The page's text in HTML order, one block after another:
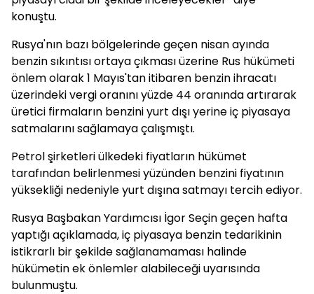
konuştu.
Rusya'nın bazı bölgelerinde geçen nisan ayında
benzin sıkıntısı ortaya çıkması üzerine Rus hükümeti
önlem olarak 1 Mayıs'tan itibaren benzin ihracatı
üzerindeki vergi oranını yüzde 44 oranında artırarak
üretici firmaların benzini yurt dışı yerine iç piyasaya
satmalarını sağlamaya çalışmıştı.
Petrol şirketleri ülkedeki fiyatların hükümet
tarafından belirlenmesi yüzünden benzini fiyatının
yüksekliği nedeniyle yurt dışına satmayı tercih ediyor.
Rusya Başbakan Yardımcısı İgor Seçin geçen hafta
yaptığı açıklamada, iç piyasaya benzin tedarikinin
istikrarlı bir şekilde sağlanamaması halinde
hükümetin ek önlemler alabileceği uyarısında
bulunmuştu.